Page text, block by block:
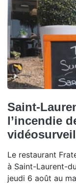
Saint-
l’incendie
Le restaurant
à Saint-Laurent-
jeudi 6 août au